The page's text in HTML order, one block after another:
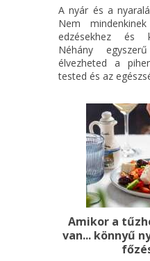
A nyár és a
Nem
edzésekhez és
Néhány
élvezheted a
tested és az
Amikor a
van... könnyű